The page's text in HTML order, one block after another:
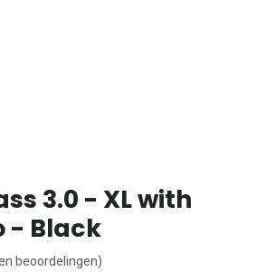
3.0 - XL with
- Black
beoordelingen)